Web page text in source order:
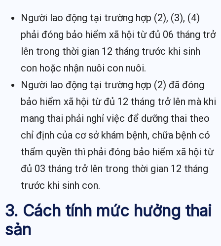
Người lao động tại trường hợp (2), (3), (4)
phải đóng bảo hiểm xã hội từ đủ 06 tháng trở
lên trong thời gian 12 tháng trước khi sinh
con hoặc nhận nuôi con nuôi.
Người lao động tại trường hợp (2) đã đóng
bảo hiểm xã hội từ đủ 12 tháng trở lên mà khi
mang thai phải nghỉ việc để dưỡng thai theo
chỉ định của cơ sở khám bệnh, chữa bệnh có
thẩm quyền thì phải đóng bảo hiểm xã hội từ
đủ 03 tháng trở lên trong thời gian 12 tháng
trước khi sinh con.
3. Cách tính mức hưởng thai
sản